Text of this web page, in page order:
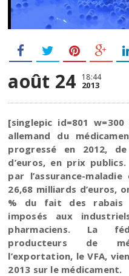
août 24 18:44
2013
[singlepic id=801
allemand du
progressé en 2012,
d’euros, en prix
par l’assurance-
26,68 milliards d’euros,
% du fait des rabais
imposés aux
pharmaciens. La
producteurs de
l’exportation, le VFA,
2013 sur le médicament.